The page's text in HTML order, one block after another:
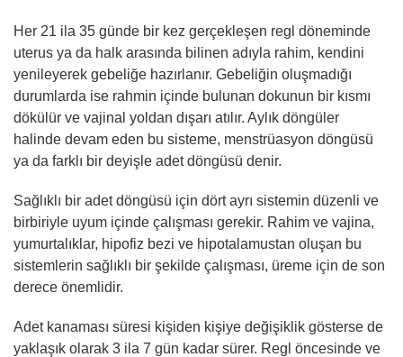
Her 21 ila 35 günde bir kez gerçekleşen regl döneminde
uterus ya da halk arasında bilinen adıyla rahim, kendini
yenileyerek gebeliğe hazırlanır. Gebeliğin oluşmadığı
durumlarda ise rahmin içinde bulunan dokunun bir kısmı
dökülür ve vajinal yoldan dışarı atılır. Aylık döngüler
halinde devam eden bu sisteme, menstrüasyon döngüsü
ya da farklı bir deyişle adet döngüsü denir.
Sağlıklı bir adet döngüsü için dört ayrı sistemin düzenli ve
birbiriyle uyum içinde çalışması gerekir. Rahim ve vajina,
yumurtalıklar, hipofiz bezi ve hipotalamustan oluşan bu
sistemlerin sağlıklı bir şekilde çalışması, üreme için de son
derece önemlidir.
Adet kanaması süresi kişiden kişiye değişiklik gösterse de
yaklaşık olarak 3 ila 7 gün kadar sürer. Regl öncesinde ve